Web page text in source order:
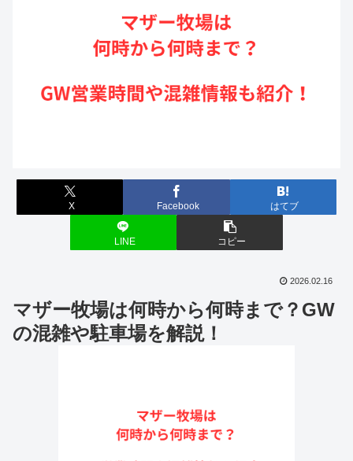
X Facebook はてブ
LINE コピー
2026.02.16
マザー牧場は何時から何時まで？GW
の混雑や駐車場を解説！